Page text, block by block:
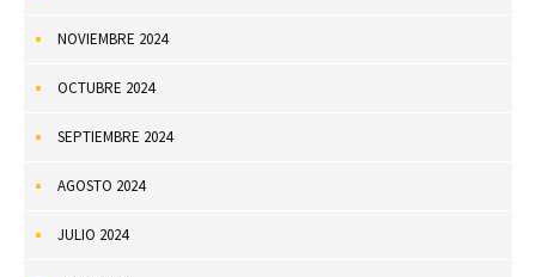
NOVIEMBRE 2024
OCTUBRE 2024
SEPTIEMBRE 2024
AGOSTO 2024
JULIO 2024